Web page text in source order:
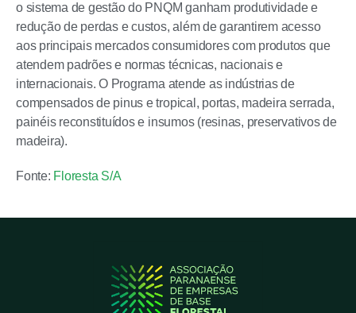
o sistema de gestão do PNQM ganham produtividade e
redução de perdas e custos, além de garantirem acesso
aos principais mercados consumidores com produtos que
atendem padrões e normas técnicas, nacionais e
internacionais. O Programa atende as indústrias de
compensados de pinus e tropical, portas, madeira serrada,
painéis reconstituídos e insumos (resinas, preservativos de
madeira).
Fonte: Floresta S/A